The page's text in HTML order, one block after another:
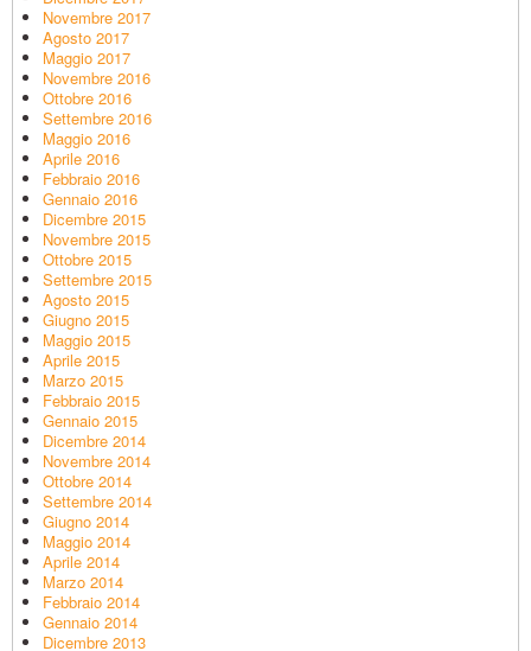
Novembre 2017
Agosto 2017
Maggio 2017
Novembre 2016
Ottobre 2016
Settembre 2016
Maggio 2016
Aprile 2016
Febbraio 2016
Gennaio 2016
Dicembre 2015
Novembre 2015
Ottobre 2015
Settembre 2015
Agosto 2015
Giugno 2015
Maggio 2015
Aprile 2015
Marzo 2015
Febbraio 2015
Gennaio 2015
Dicembre 2014
Novembre 2014
Ottobre 2014
Settembre 2014
Giugno 2014
Maggio 2014
Aprile 2014
Marzo 2014
Febbraio 2014
Gennaio 2014
Dicembre 2013